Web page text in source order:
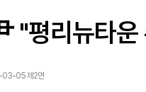
"평리뉴타운
05 제2면